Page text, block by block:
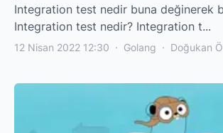
Integration test nedir buna değinerek
Integration test nedir? Integration t...
12 Nisan 2022 12:30 · Golang · Doğukan